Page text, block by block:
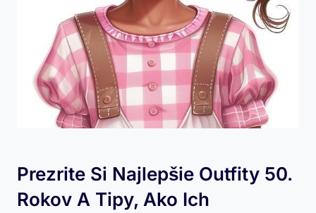
Prezrite Si Najlepšie Outfity 50.
Rokov A Tipy, Ako Ich